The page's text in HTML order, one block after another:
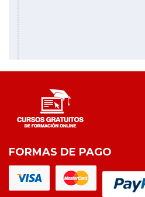
FORMAS DE PAGO